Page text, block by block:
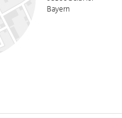
Bayern